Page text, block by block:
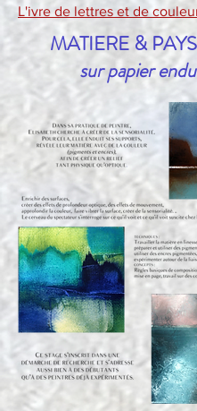
L'ivre de lettres et de
MATIERE &
sur papier